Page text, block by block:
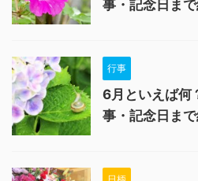
事・記念日まで
行事
6月といえば何
事・記念日まで